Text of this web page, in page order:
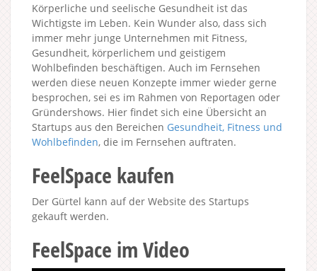
Körperliche und seelische Gesundheit ist das
Wichtigste im Leben. Kein Wunder also, dass sich
immer mehr junge Unternehmen mit Fitness,
Gesundheit, körperlichem und geistigem
Wohlbefinden beschäftigen. Auch im Fernsehen
werden diese neuen Konzepte immer wieder gerne
besprochen, sei es im Rahmen von Reportagen oder
Gründershows. Hier findet sich eine Übersicht an
Startups aus den Bereichen Gesundheit, Fitness und
Wohlbefinden, die im Fernsehen auftraten.
FeelSpace kaufen
Der Gürtel kann auf der Website des Startups
gekauft werden.
FeelSpace im Video